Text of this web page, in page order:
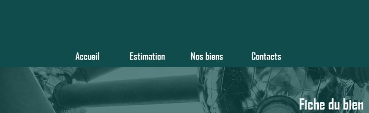
Accueil Estimation Nos biens Contacts
Fiche du bien